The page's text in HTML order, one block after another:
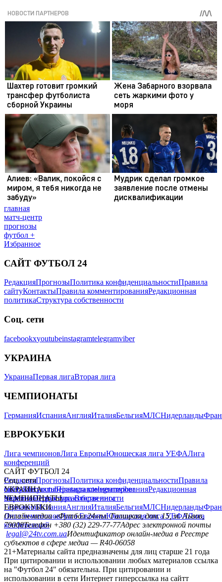
главная
матч-центр
прогнозы
футбол +
Избранное
САЙТ ФУТБОЛ 24
РедакцияПрогнозыПолитика конфиденциальностиПравила
сайтуКонтактыПравила комментированияРедакционная
политикаСтруктура собственности
Соц. сети
facebookxyoutubeinstagramtelegramviber
УКРАИНА
УкраинаПервая лигаВторая лига
ЧЕМПИОНАТЫ
ГерманияИспанияАнглияИталияБельгияМЛСНидерланды
ЕВРОКУБКИ
Лига чемпионовЛига ЕвропыЮношеская лига УЕФАЛига
конференций
САЙТ ФУТБОЛ 24
РедакцияПрогнозыПолитика конфиденциальностиПравила
сайтуКонтактыПравила комментированияРедакционная
политикаСтруктура собственности
Соц. сети
facebookxyoutubeinstagramtelegramviber
УКРАИНА
УкраинаПервая лигаВторая лига
ЧЕМПИОНАТЫ
ГерманияИспанияАнглияИталияБельгияМЛСНидерланды
ЕВРОКУБКИ
Лига чемпионовЛига ЕвропыЮношеская лига УЕФАЛига
конференций
Онлайн-медиа «Футбол 24»пл. Галицкая, дом. 15, м. Львов,
79008Телефон +380 (32) 229-77-77Адрес электронной почты
legal@24tv.com.uaИдентификатор онлайн-медиа в Реестре
субъектов в сфере медиа — R40-06058
21+Материалы сайта предназначены для лиц старше 21 года
При цитировании и использовании любых материалов ссылка
на "Футбол 24" обязательна. При цитировании и
использовании в сети Интернет гиперссылка на сайтт